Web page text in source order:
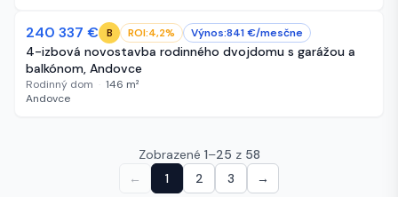
65 dní
240 337 € B ROI:4,2% Výnos:841€/mesčne
4-izbová novostavba rodinného dvojdomu s garážou a
balkónom, Andovce
Rodinný dom · 146 m²
Andovce
Zobrazené 1–25 z 58
←
1 2 3 →